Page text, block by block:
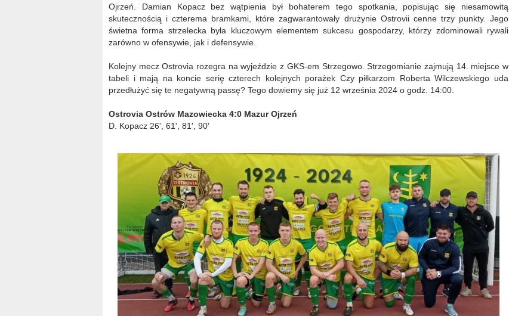
Ojrzeń. Damian Kopacz bez wątpienia był bohaterem tego spotkania, popisując się niesamowitą
skutecznością i czterema bramkami, które zagwarantowały drużynie Ostrovii cenne trzy punkty. Jego
świetna forma strzelecka była kluczowym elementem sukcesu gospodarzy, którzy zdominowali rywali
zarówno w ofensywie, jak i defensywie.
Kolejny mecz Ostrovia rozegra na wyjeździe z GKS-em Strzegowo. Strzegomianie zajmują 14. miejsce w
tabeli i mają na koncie serię czterech kolejnych porażek Czy piłkarzom Roberta Wilczewskiego uda
przedłużyć się te negatywną passę? Tego dowiemy się już 12 września 2024 o godz. 14:00.
Ostrovia Ostrów Mazowiecka 4:0 Mazur Ojrzeń
D. Kopacz 26', 61', 81', 90'